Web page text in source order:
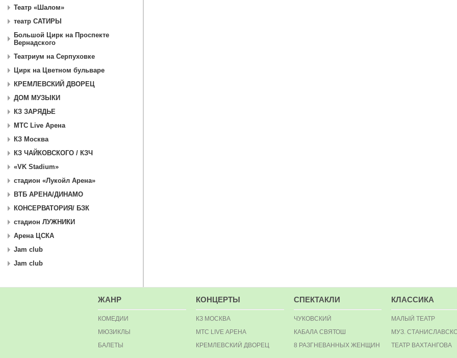
Театр «Шалом»
театр САТИРЫ
Большой Цирк на Проспекте
Вернадского
Театриум на Серпуховке
Цирк на Цветном бульваре
КРЕМЛЕВСКИЙ ДВОРЕЦ
ДОМ МУЗЫКИ
КЗ ЗАРЯДЬЕ
МТС Live Арена
КЗ Москва
КЗ ЧАЙКОВСКОГО / КЗЧ
«VK Stadium»
стадион «Лукойл Арена»
ВТБ АРЕНА/ДИНАМО
КОНСЕРВАТОРИЯ/ БЗК
стадион ЛУЖНИКИ
Арена ЦСКА
Jam club
Jam club
ЖАНР
КОМЕДИИ
МЮЗИКЛЫ
БАЛЕТЫ
КОНЦЕРТЫ
КЗ МОСКВА
МТС LIVE АРЕНА
КРЕМЛЕВСКИЙ ДВОРЕЦ
СПЕКТАКЛИ
ЧУКОВСКИЙ
КАБАЛА СВЯТОШ
8 РАЗГНЕВАННЫХ ЖЕНЩИН
КЛАССИКА
МАЛЫЙ ТЕАТР
МУЗ.
ТЕАТР ВАХТАНГОВА